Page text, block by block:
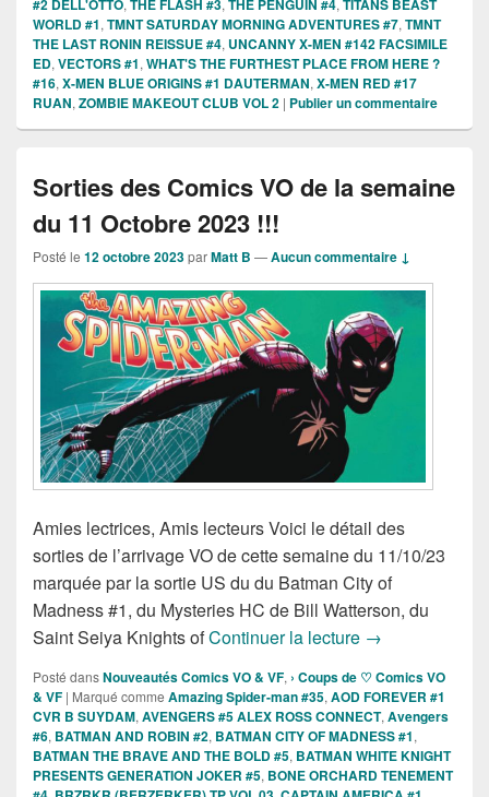
#2 DELL'OTTO, THE FLASH #3, THE PENGUIN #4, TITANS BEAST
WORLD #1, TMNT SATURDAY MORNING ADVENTURES #7, TMNT
THE LAST RONIN REISSUE #4, UNCANNY X-MEN #142 FACSIMILE
ED, VECTORS #1, WHAT'S THE FURTHEST PLACE FROM HERE ?
#16, X-MEN BLUE ORIGINS #1 DAUTERMAN, X-MEN RED #17
RUAN, ZOMBIE MAKEOUT CLUB VOL 2 | Publier un commentaire
Sorties des Comics VO de la semaine
du 11 Octobre 2023 !!!
Posté le 12 octobre 2023parMatt B —Aucun commentaire ↓
Amies lectrices, Amis lecteurs Voici le détail des
sorties de l’arrivage VO de cette semaine du 11/10/23
marquée par la sortie US du du Batman City of
Madness #1, du Mysteries HC de Bill Watterson, du
Saint Seiya Knights ofContinuer la lecture Sorties des
→
Posté dansNouveautés Comics VO & VF, › Coups de ♡ Comics VO
& VF | Marqué comme Amazing Spider-man #35, AOD FOREVER #1
CVR B SUYDAM, AVENGERS #5 ALEX ROSS CONNECT, Avengers
#6, BATMAN AND ROBIN #2, BATMAN CITY OF MADNESS #1,
BATMAN THE BRAVE AND THE BOLD #5, BATMAN WHITE KNIGHT
PRESENTS GENERATION JOKER #5, BONE ORCHARD TENEMENT